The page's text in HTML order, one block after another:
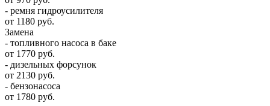
- ремня гидроусилителя
от 1180 руб.
Замена
- топливного насоса в баке
от 1770 руб.
- дизельных форсунок
от 2130 руб.
- бензонасоса
от 1780 руб.